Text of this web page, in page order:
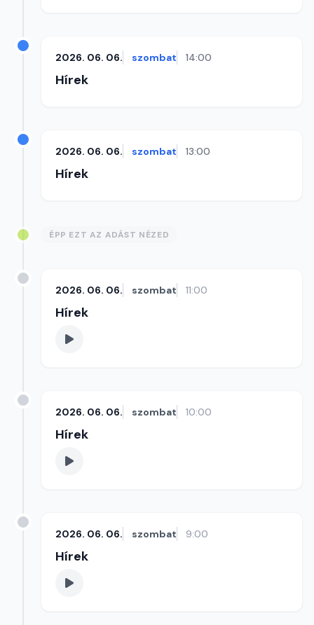
2026. 06. 06. szombat 14:00
Hírek
2026. 06. 06. szombat 13:00
Hírek
ÉPP EZT AZ ADÁST NÉZED
2026. 06. 06. szombat 11:00
Hírek
2026. 06. 06. szombat 10:00
Hírek
2026. 06. 06. szombat 9:00
Hírek